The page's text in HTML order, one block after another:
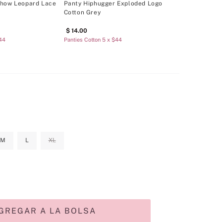
Leopard Lace
Panty Hiphugger Exploded Logo
Cotton Grey
14.00
Panties Cotton 5 x $44
M L XL
A LA BOLSA